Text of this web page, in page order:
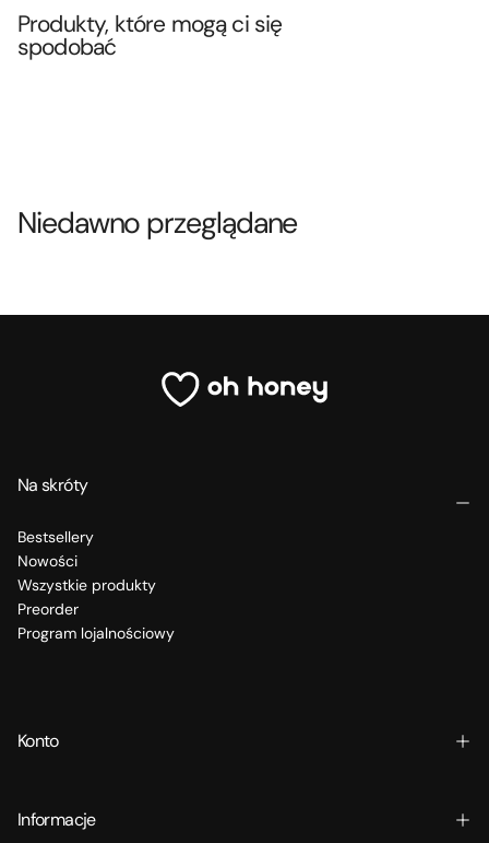
Produkty, które mogą ci się
spodobać
Niedawno przeglądane
Na skróty
Bestsellery
Nowości
Wszystkie produkty
Preorder
Program lojalnościowy
Konto
Informacje